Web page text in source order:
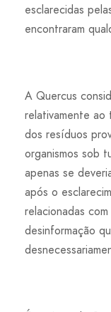
esclarecidas
encontraram
A Quercus
relativamente ao
dos resíduos
organismos sob
apenas se
após o
relacionadas
desinformação